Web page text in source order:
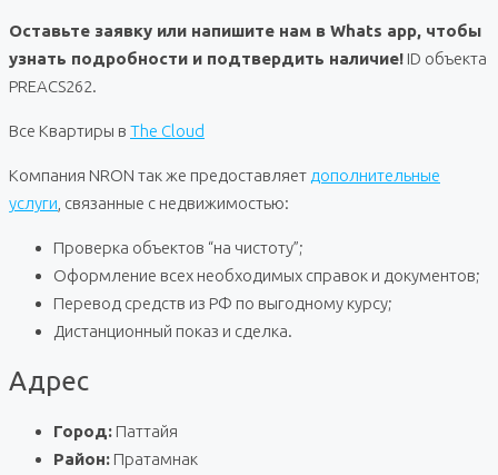
Оставьте заявку или напишите нам в Whats app, чтобы
узнать подробности и подтвердить наличие! ID объекта
PREACS262.
Все Квартиры в The Cloud
Компания NRON так же предоставляет дополнительные
услуги , связанные с недвижимостью:
Проверка объектов “на чистоту”;
Оформление всех необходимых справок и документов;
Перевод средств из РФ по выгодному курсу;
Дистанционный показ и сделка.
Адрес
Город: Паттайя
Район: Пратамнак